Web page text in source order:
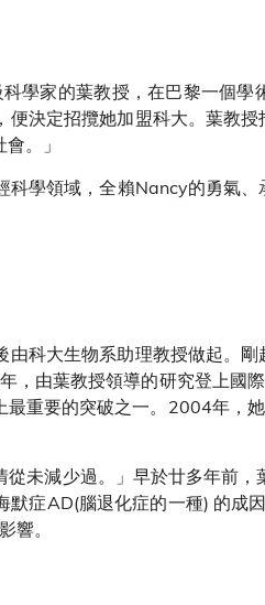
學家的葉教授，在巴黎一個
決定招攬她加盟科大。葉教
。」
學領域，全賴Nancy的勇氣
科大生物系助理教授做起。
，由葉教授領導的研究登上國
重要的突破之一。2004年，
未減少過。」早於廿多年前
症AD(腦退化症的一種) 的
響。